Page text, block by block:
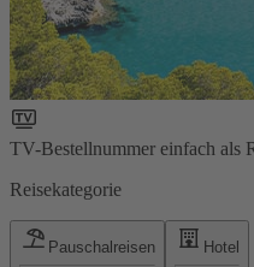
TV-Bestellnummer einfach als
Reisekategorie
Pauschalreisen Hotel